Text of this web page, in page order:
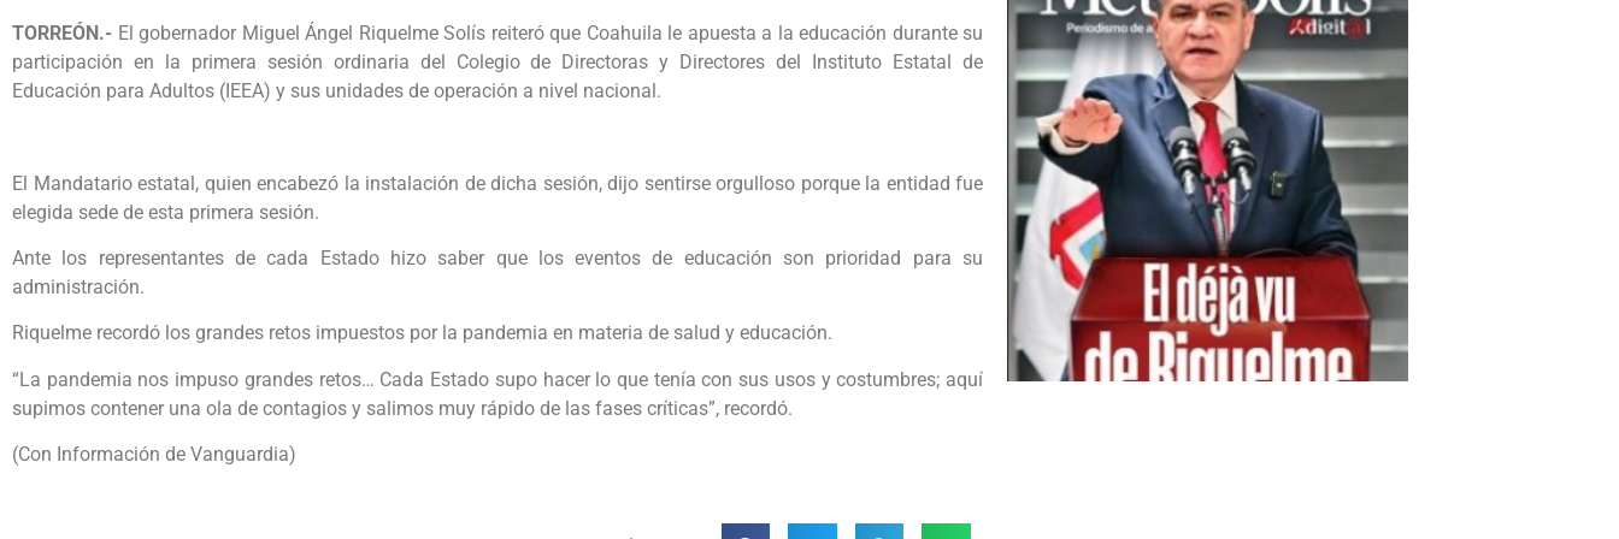
TORREÓN.- El gobernador Miguel Ángel Riquelme Solís reiteró que Coahuila le apuesta a la educación durante su
participación en la primera sesión ordinaria del Colegio de Directoras y Directores del Instituto Estatal de
Educación para Adultos (IEEA) y sus unidades de operación a nivel nacional.
El Mandatario estatal, quien encabezó la instalación de dicha sesión, dijo sentirse orgulloso porque la entidad fue
elegida sede de esta primera sesión.
Ante los representantes de cada Estado hizo saber que los eventos de educación son prioridad para su
administración.
Riquelme recordó los grandes retos impuestos por la pandemia en materia de salud y educación.
“La pandemia nos impuso grandes retos… Cada Estado supo hacer lo que tenía con sus usos y costumbres; aquí
supimos contener una ola de contagios y salimos muy rápido de las fases críticas”, recordó.
(Con Información de Vanguardia)